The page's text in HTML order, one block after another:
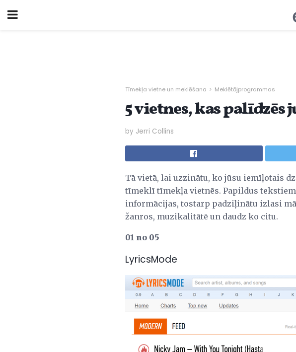
Tīmekļa vietne un meklēšana Meklētājprogrammas
5 vietnes, kas palīdzēs
by Jerri Collins
Tā vietā, lai uzzinātu, ko jūsu iemīļotais
tīmeklī tīmekļa vietnēs. Papildus
informācijas, tostarp padziļinātu izlasi
žanros, muzikalitātē un daudz ko citu.
01 no 05
LyricsMode